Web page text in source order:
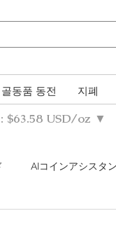
골동품 동전 지폐
$63.58 USD/oz ▼
AIコインアシスタ